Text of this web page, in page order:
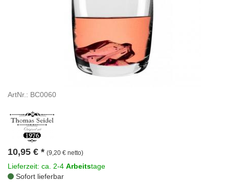
ArtNr.: BC0060
10,95 € * (9,20 € netto)
Lieferzeit: ca. 2-4 Arbeitstage
Sofort lieferbar